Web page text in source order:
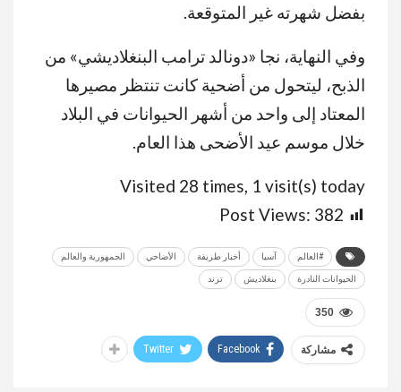
بفضل شهرته غير المتوقعة.
وفي النهاية، نجا «دونالد ترامب البنغلاديشي» من
الذبح، ليتحول من أضحية كانت تنتظر مصيرها
المعتاد إلى واحد من أشهر الحيوانات في البلاد
خلال موسم عيد الأضحى هذا العام.
Visited 28 times, 1 visit(s) today
Post Views: 382
#العالم آسيا أخبار طريفة الأضاحي الجمهورية والعالم
الحيوانات النادرة بنغلاديش ترند
350
مشاركة Facebook
Twitter